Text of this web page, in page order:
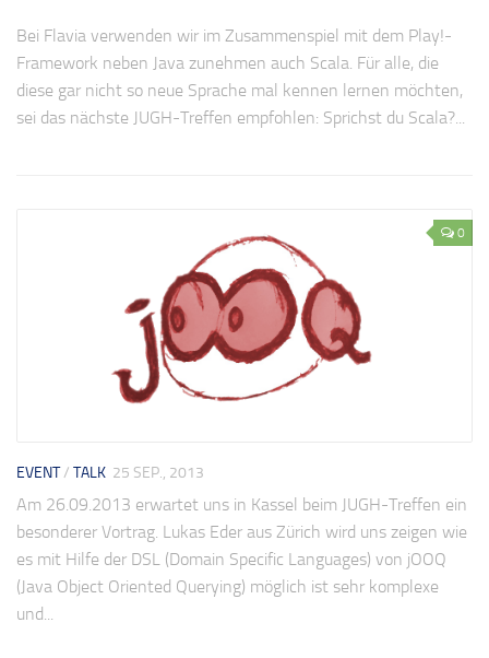
Bei Flavia verwenden wir im Zusammenspiel mit dem Play!-
Framework neben Java zunehmen auch Scala. Für alle, die
diese gar nicht so neue Sprache mal kennen lernen möchten,
sei das nächste JUGH-Treffen empfohlen: Sprichst du Scala?...
0
EVENT/ TALK 25 SEP., 2013
Am 26.09.2013 erwartet uns in Kassel beim JUGH-Treffen ein
besonderer Vortrag. Lukas Eder aus Zürich wird uns zeigen wie
es mit Hilfe der DSL (Domain Specific Languages) von jOOQ
(Java Object Oriented Querying) möglich ist sehr komplexe
und...